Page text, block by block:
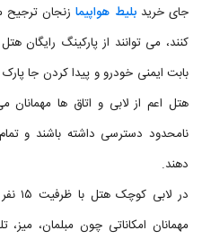
جای خریدبلیط هواپیمازنجان
بابت ایمنی خودرو و پیدا کردن جا
هتل اعم از لابی و اتاق ها مهمانان
نامحدود دسترسی داشته باشند و تمام
دهند.
در
مهمانان امکاناتی چون مبلمان،